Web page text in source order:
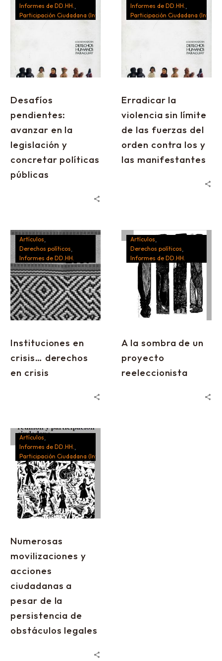
Informes de DD.HH.
Participación Ciudadana (Informes)
Desafíos
pendientes:
avanzar en la
legislación y
concretar políticas
públicas
Informes de DD.HH.
Participación Ciudadana
Erradicar la
violencia sin límite
de las fuerzas del
orden contra los y
las manifestantes
Artículos
Derechos políticos
Informes de DD.HH.
Instituciones en
crisis… derechos
en crisis
Artículos
Derechos políticos
Informes de DD.HH.
A la sombra de un
proyecto
reeleccionista
Artículos
Informes de DD.HH.
Participación Ciudadana (Informes)
Numerosas
movilizaciones y
acciones
ciudadanas a
pesar de la
persistencia de
obstáculos legales